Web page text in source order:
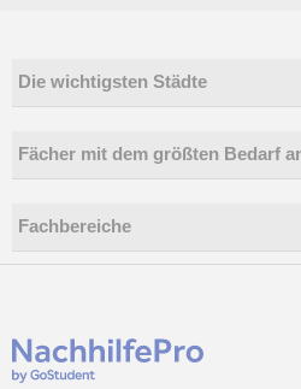
Die wichtigsten Städte
Fächer mit dem größten Bedarf
Fachbereiche